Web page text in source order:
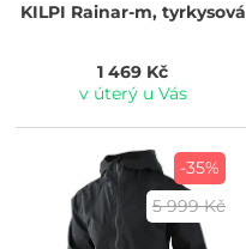
KILPI Rainar-m, tyrkysová
1 469 Kč
v úterý u Vás
-35%
5 999 Kč